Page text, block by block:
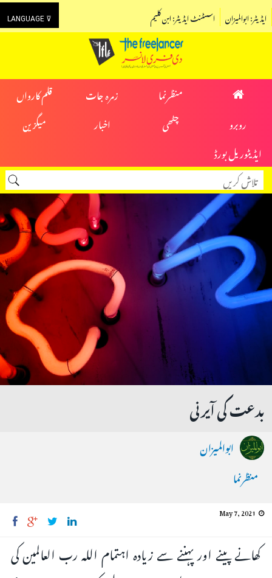
LANGUAGE ⊽ اسسٹنٹ ایڈیٹر: ابن کلیم ایڈیٹر: ابوالمیزان
منظرنما زمرہ جات
قلم کارواں
روبرو
چٹھی اخبار
میگزین
ایڈیٹوریل بورڈ
بدعت کی آیرنی
ابوالمیزان
منظرنما
May 7, 2021
کھانے پینے اور پہننے سے زیادہ اہتمام اللہ رب العالمین کی